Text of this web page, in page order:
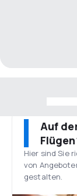
Auf
Hier sind Sie
von
gestalten.